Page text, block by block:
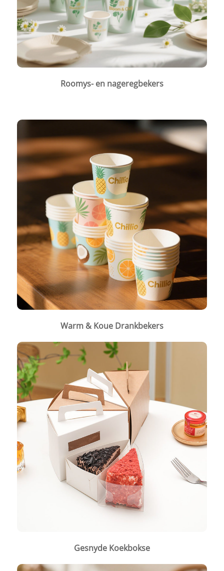
Roomys- en nageregbekers
Warm & Koue Drankbekers
Gesnyde Koekbokse